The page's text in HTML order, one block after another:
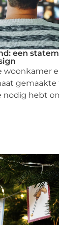
een
woonkamer
nodig hebt